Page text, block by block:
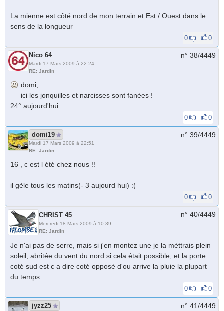
La mienne est côté nord de mon terrain et Est / Ouest dans le
sens de la longueur
0 0
Nico 64
Mardi 17 Mars 2009 à 22:24
RE: Jardin
n° 38/4449
domi,
ici les jonquilles et narcisses sont fanées !
24° aujourd'hui...
0 0
domi19
Mardi 17 Mars 2009 à 22:51
RE: Jardin
n° 39/4449
16 , c est l été chez nous !!
il gèle tous les matins(- 3 aujourd hui) :(
0 0
CHRIST 45
Mercredi 18 Mars 2009 à 10:39
RE: Jardin
n° 40/4449
Je n'ai pas de serre, mais si j'en montez une je la méttrais plein
soleil, abritée du vent du nord si cela était possible, et la porte
coté sud est c a dire coté opposé d'ou arrive la pluie la plupart
du temps.
0 0
jyzz25 n° 41/4449